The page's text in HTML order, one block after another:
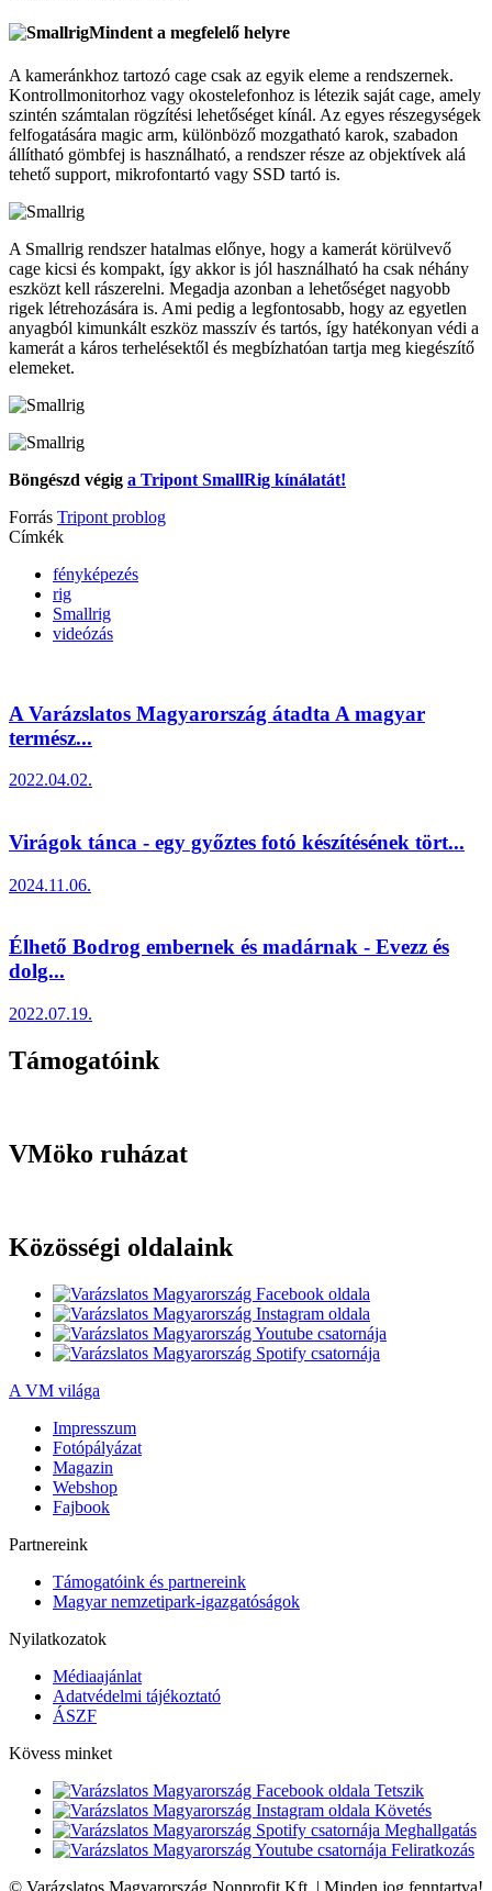
Mindent a megfelelő helyre
A kameránkhoz tartozó cage csak az egyik eleme a rendszernek.
Kontrollmonitorhoz vagy okostelefonhoz is létezik saját cage, amely
szintén számtalan rögzítési lehetőséget kínál. Az egyes részegységek
felfogatására magic arm, különböző mozgatható karok, szabadon
állítható gömbfej is használható, a rendszer része az objektívek alá
tehető support, mikrofontartó vagy SSD tartó is.
A Smallrig rendszer hatalmas előnye, hogy a kamerát körülvevő
cage kicsi és kompakt, így akkor is jól használható ha csak néhány
eszközt kell rászerelni. Megadja azonban a lehetőséget nagyobb
rigek létrehozására is. Ami pedig a legfontosabb, hogy az egyetlen
anyagból kimunkált eszköz masszív és tartós, így hatékonyan védi a
kamerát a káros terhelésektől és megbízhatóan tartja meg kiegészítő
elemeket.
Böngészd végig a Tripont SmallRig kínálatát!
Forrás Tripont problog
Címkék
fényképezés
rig
Smallrig
videózás
A Varázslatos Magyarország átadta A magyar
termész...
2022.04.02.
Virágok tánca - egy győztes fotó készítésének tört...
2024.11.06.
Élhető Bodrog embernek és madárnak - Evezz és
dolg...
2022.07.19.
Támogatóink
VMöko ruházat
Közösségi oldalaink
A VM világa
Impresszum
Fotópályázat
Magazin
Webshop
Fajbook
Partnereink
Támogatóink és partnereink
Magyar nemzetipark-igazgatóságok
Nyilatkozatok
Médiaajánlat
Adatvédelmi tájékoztató
ÁSZF
Kövess minket
Tetszik
Követés
Meghallgatás
Feliratkozás
© Varázslatos Magyarország Nonprofit Kft. | Minden jog fenntartva!